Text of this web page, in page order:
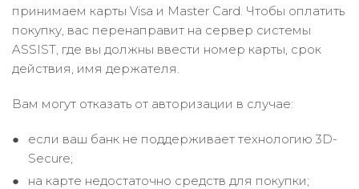
принимаем карты Visa и Master Card. Чтобы оплатить
покупку, вас перенаправит на сервер системы
ASSIST, где вы должны ввести номер карты, срок
действия, имя держателя.
Вам могут отказать от авторизации в случае:
если ваш банк не поддерживает технологию 3D-
Secure;
на карте недостаточно средств для покупки;